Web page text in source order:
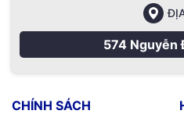
574 Nguyễn
CHÍNH SÁCH